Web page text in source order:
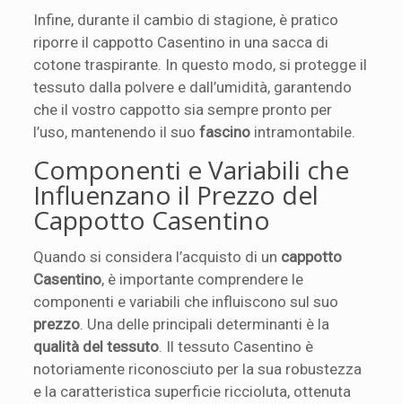
Infine, durante il cambio di stagione, è pratico
riporre il cappotto Casentino in una sacca di
cotone traspirante. In questo modo, si protegge il
tessuto dalla polvere e dall’umidità, garantendo
che il vostro cappotto sia sempre pronto per
l’uso, mantenendo il suofascino intramontabile.
Componenti e Variabili che
Influenzano il Prezzo del
Cappotto Casentino
Quando si considera l’acquisto di un cappotto
Casentino, è importante comprendere le
componenti e variabili che influiscono sul suo
prezzo. Una delle principali determinanti è la
qualità del tessuto. Il tessuto Casentino è
notoriamente riconosciuto per la sua robustezza
e la caratteristica superficie riccioluta, ottenuta